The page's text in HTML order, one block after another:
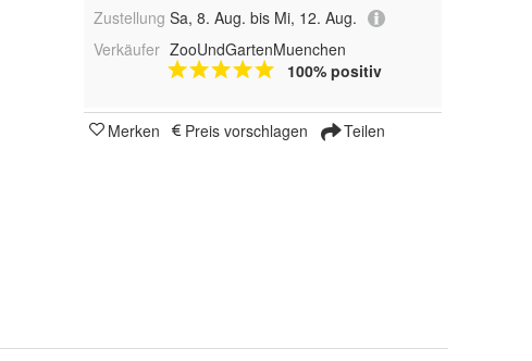
Zustellung Sa, 8. Aug. bis Mi, 12. Aug.
Verkäufer ZooUndGartenMuenchen
100% positiv
Merken Preis vorschlagen Teilen